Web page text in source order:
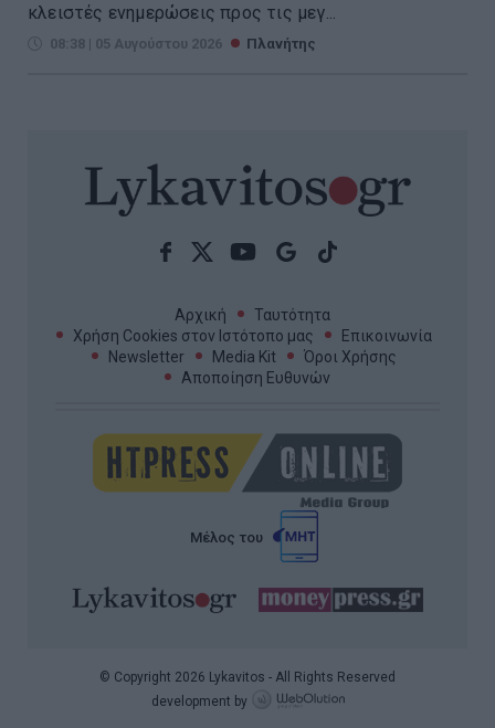
κλειστές ενημερώσεις προς τις μεγ...
08:38 | 05 Αυγούστου 2026 Πλανήτης
Αρχική
Ταυτότητα
Χρήση Cookies στον Ιστότοπο μας
Επικοινωνία
Newsletter
Media Kit
Όροι Χρήσης
Αποποίηση Ευθυνών
Μέλος του
© Copyright 2026 Lykavitos - All Rights Reserved
development by